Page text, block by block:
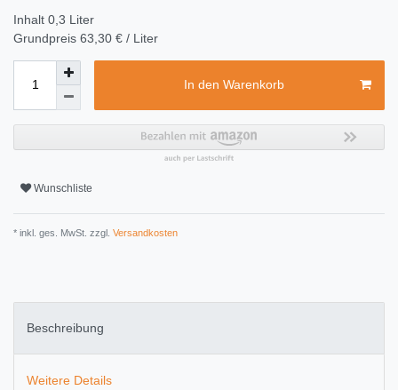
Inhalt 0,3 Liter
Grundpreis 63,30 € / Liter
In den Warenkorb
Wunschliste
* inkl. ges. MwSt. zzgl. Versandkosten
Beschreibung
Weitere Details